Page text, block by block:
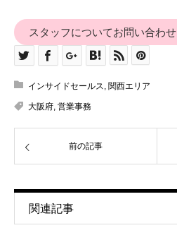
スタッフについてお問い合わせ
インサイドセールス, 関西エリア
大阪府, 営業事務
前の記事
関連記事